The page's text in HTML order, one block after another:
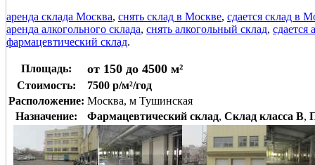
аренда склада Москва, снять склад в Москве, сдается склад в
аренда алкогольного склада, снять алкогольный склад, сдается
фармацевтический склад.
Площадь: от 150 до 4500 м²
Стоимость:
7500 р/м²/год
Расположение: Москва, м Тушинская
Назначение:
Фармацевтический склад, Склад класса B,